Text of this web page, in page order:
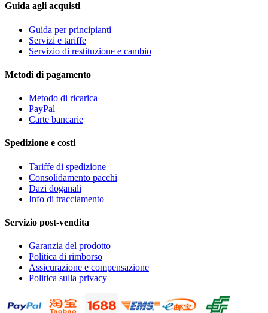
Guida agli acquisti
Guida per principianti
Servizi e tariffe
Servizio di restituzione e cambio
Metodi di pagamento
Metodo di ricarica
PayPal
Carte bancarie
Spedizione e costi
Tariffe di spedizione
Consolidamento pacchi
Dazi doganali
Info di tracciamento
Servizio post-vendita
Garanzia del prodotto
Politica di rimborso
Assicurazione e compensazione
Politica sulla privacy